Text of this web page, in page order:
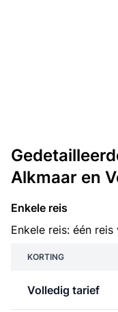
Alkmaar en
Enkele reis
Enkele reis: één
KORTING
Volledig tarief